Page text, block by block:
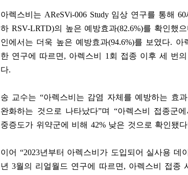
아렉스비는 AReSVi-006 Study 임상 연구를 통해 60
하 RSV-LRTD)의 높은 예방효과(82.6%)를 확인했으
인에서는 더욱 높은 예방효과(94.6%)를 보였다. 아
한 연구에 따르면, 아렉스비 1회 접종 이후 세 번
다.
송 교수는 “아렉스비는 감염 자체를 예방하는 효
완화하는 것으로 나타났다”며 “아렉스비 접종군
중증도가 위약군에 비해 42% 낮은 것으로 확인됐다
이어 “2023년부터 아렉스비가 도입되어 실사용 데
년3월의 리얼월드 연구에 따르면, 아렉스비 접종